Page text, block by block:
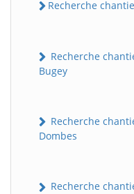
Recherche
Recherche
Bugey
Recherche
Dombes
Recherche